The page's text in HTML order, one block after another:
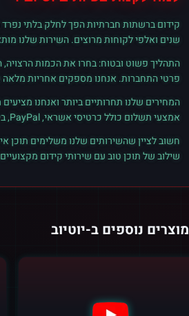
קידום ברשתות חברתיות הפך לחלק בלתי
שנים ואלפי לקוחות מרוצים. השירות שלנו
התהליך פשוט ובטוח: בחרו את הכמות
פרטי התחברות. אנחנו מספקים אחריות מלאה
המחירים שלנו תחרותיים ביותר ואנחנו
אמצעי תשלום כולל כרטיסי אשראי, PayPal, ביטקוין ועוד. הצטרפו לקהילת הלקוחות שלנו והתחילו לראות תוצאות אמיתיות.
חשוב לציין שהשירותים שלנו משלימים תוכן
שילוב של תוכן טוב עם שירותי קידום
מוצרים נוספים ב-יוטיוב